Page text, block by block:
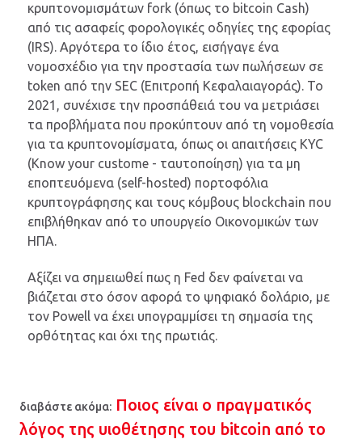
κρυπτονομισμάτων fork (όπως το bitcoin Cash)
από τις ασαφείς φορολογικές οδηγίες της εφορίας
(IRS). Αργότερα το ίδιο έτος, εισήγαγε ένα
νομοσχέδιο για την προστασία των πωλήσεων σε
token από την SEC (Επιτροπή Κεφαλαιαγοράς). Το
2021, συνέχισε την προσπάθειά του να μετριάσει
τα προβλήματα που προκύπτουν από τη νομοθεσία
για τα κρυπτονομίσματα, όπως οι απαιτήσεις KYC
(Know your custome - ταυτοποίηση) για τα μη
εποπτευόμενα (self-hosted) πορτοφόλια
κρυπτογράφησης και τους κόμβους blockchain που
επιβλήθηκαν από το υπουργείο Οικονομικών των
ΗΠΑ.
Αξίζει να σημειωθεί πως η Fed δεν φαίνεται να
βιάζεται στο όσον αφορά το ψηφιακό δολάριο, με
τον Powell να έχει υπογραμμίσει τη σημασία της
ορθότητας και όχι της πρωτιάς.
διαβάστε ακόμα: Ποιος είναι ο πραγματικός
λόγος της υιοθέτησης του bitcoin από το